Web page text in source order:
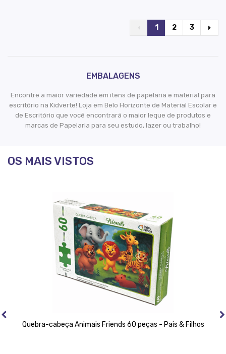
1 2 3
EMBALAGENS
Encontre a maior variedade em itens de papelaria e material para
escritório na Kidverte! Loja em Belo Horizonte de Material Escolar e
de Escritório que você encontrará o maior leque de produtos e
marcas de Papelaria para seu estudo, lazer ou trabalho!
OS MAIS VISTOS
Quebra-cabeça Animais Friends 60 peças - Pais & Filhos